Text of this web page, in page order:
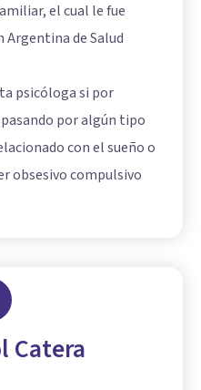
el cual le fue
de Salud
psicóloga si por
por algún tipo
con el sueño o
obsesivo compulsivo
Catera